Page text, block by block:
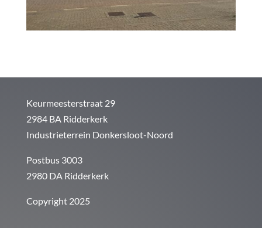
Keurmeesterstraat 29
2984 BA Ridderkerk
Industrieterrein Donkersloot-Noord
Postbus 3003
2980 DA Ridderkerk
Copyright 2025